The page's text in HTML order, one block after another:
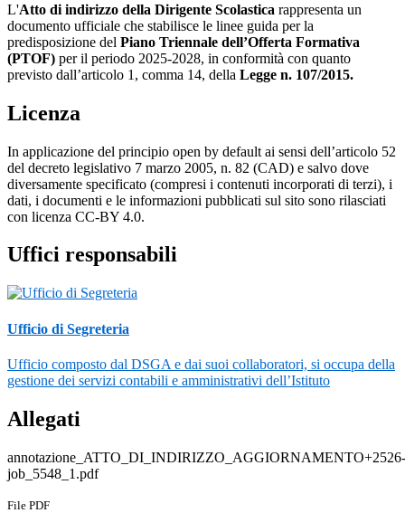
L'Atto di indirizzo della Dirigente Scolastica rappresenta un
documento ufficiale che stabilisce le linee guida per la
predisposizione del Piano Triennale dell’Offerta Formativa
(PTOF) per il periodo 2025-2028, in conformità con quanto
previsto dall’articolo 1, comma 14, della Legge n. 107/2015.
Licenza
In applicazione del principio open by default ai sensi dell’articolo 52
del decreto legislativo 7 marzo 2005, n. 82 (CAD) e salvo dove
diversamente specificato (compresi i contenuti incorporati di terzi), i
dati, i documenti e le informazioni pubblicati sul sito sono rilasciati
con licenza CC-BY 4.0.
Uffici responsabili
Ufficio di Segreteria
Ufficio composto dal DSGA e dai suoi collaboratori, si occupa della
gestione dei servizi contabili e amministrativi dell’Istituto
Allegati
annotazione_ATTO_DI_INDIRIZZO_AGGIORNAMENTO+2526-
job_5548_1.pdf
File PDF